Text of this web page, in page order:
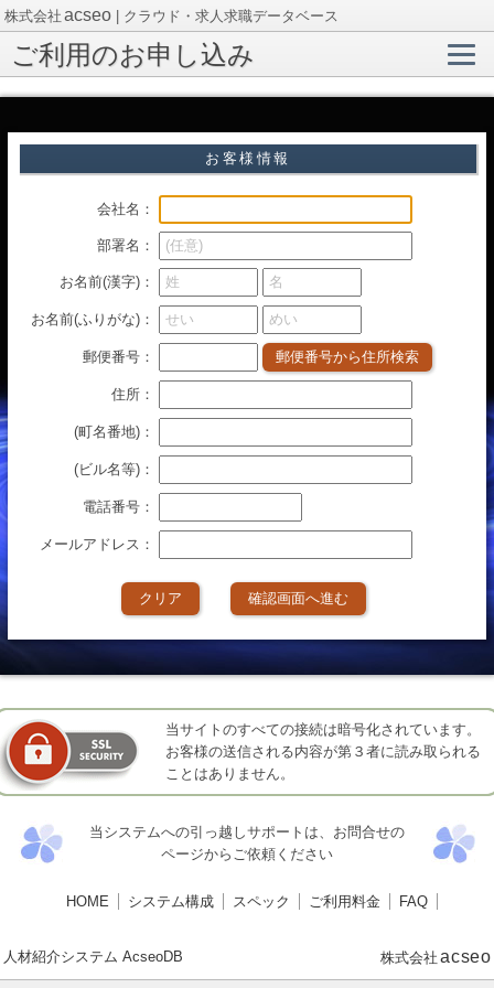
ご利用のお申し込み
お客様情報
会社名 ：
部署名 ：
お名前(漢字)：
お名前(ふりがな)：
郵便番号 ： 郵便番号から住所検索
住所 ：
(町名番地) ：
(ビル名等) ：
電話番号 ：
メールアドレス ：
クリア 確認画面へ進む
当サイトのすべての接続は暗号化されています。
お客様の送信される内容が第３者に読み取られる
ことはありません。
当システムへの引っ越しサポートは、お問合せの
ページからご依頼ください
HOME システム構成 スペック ご利用料金 FAQ
株式会社 acseo | クラウド・求人求職データベース
人材紹介システム AcseoDB 株式会社 acseo